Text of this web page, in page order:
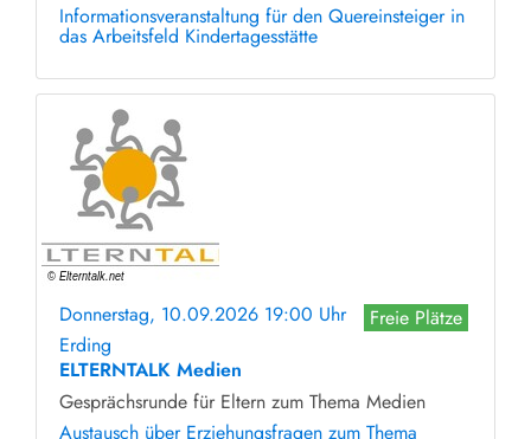
Informationsveranstaltung für den Quereinsteiger in
das Arbeitsfeld Kindertagesstätte
Donnerstag, 10.09.2026 19:00 Uhr
Freie Plätze
Erding
ELTERNTALK Medien
Gesprächsrunde für Eltern zum Thema Medien
Austausch über Erziehungsfragen zum Thema